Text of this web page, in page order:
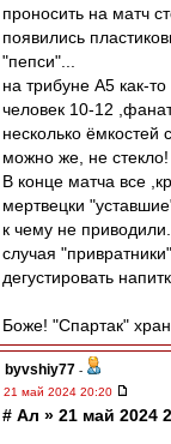
проносить на матч
появились
"пепси"...
на трибуне А5 как-
человек 10-12
несколько ёмкостей
можно же, не стекло!
В конце матча все
мертвецки
к чему не
случая
дегустировать
Боже! "Спартак"
byvshiy77 -
21 май 2024 20:20
# Ал » 21 май 2024